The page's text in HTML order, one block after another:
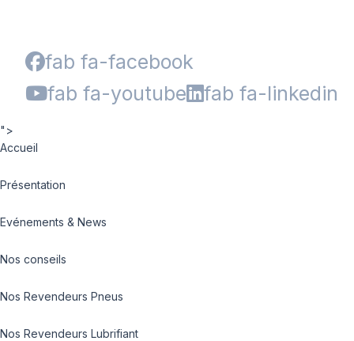
fab fa-facebook
fab fa-youtube
fab fa-linkedin
">
Accueil
Présentation
Evénements & News
Nos conseils
Nos Revendeurs Pneus
Nos Revendeurs Lubrifiant